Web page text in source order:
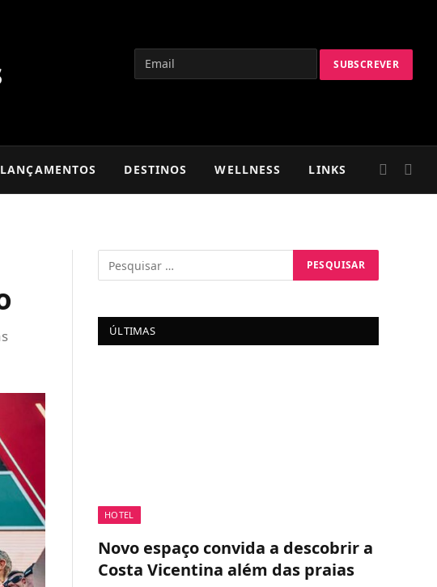
LANÇAMENTOS DESTINOS WELLNESS LINKS
ÚLTIMAS
HOTEL
Novo espaço convida a descobrir a
Costa Vicentina além das praias